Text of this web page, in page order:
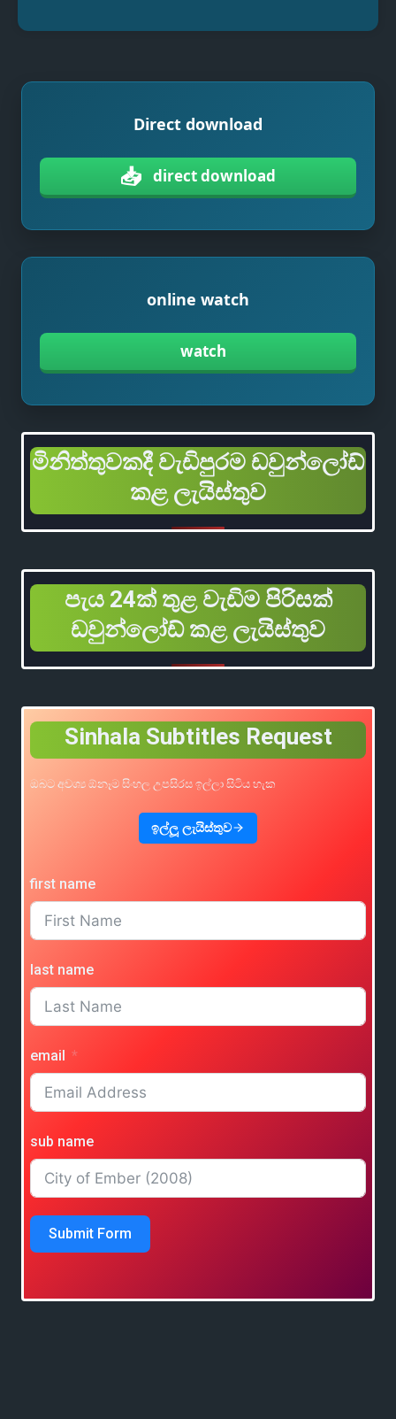
Direct download
📥 direct download
online watch
watch
මිනිත්තුවකදී වැඩිපුරම ඩවුන්ලෝඩ්
කළ ලැයිස්තුව
පැය 24ක් තුළ වැඩිම පිරිසක්
ඩවුන්ලෝඩ් කළ ලැයිස්තුව
Sinhala Subtitles Request
ඔබට අවශ්‍ය ඕනෑම සිංහල උපසිරස ඉල්ලා සිටිය හැක
ඉල්ලූ ලැයිස්තුව
first name
last name
email
sub name
Submit Form